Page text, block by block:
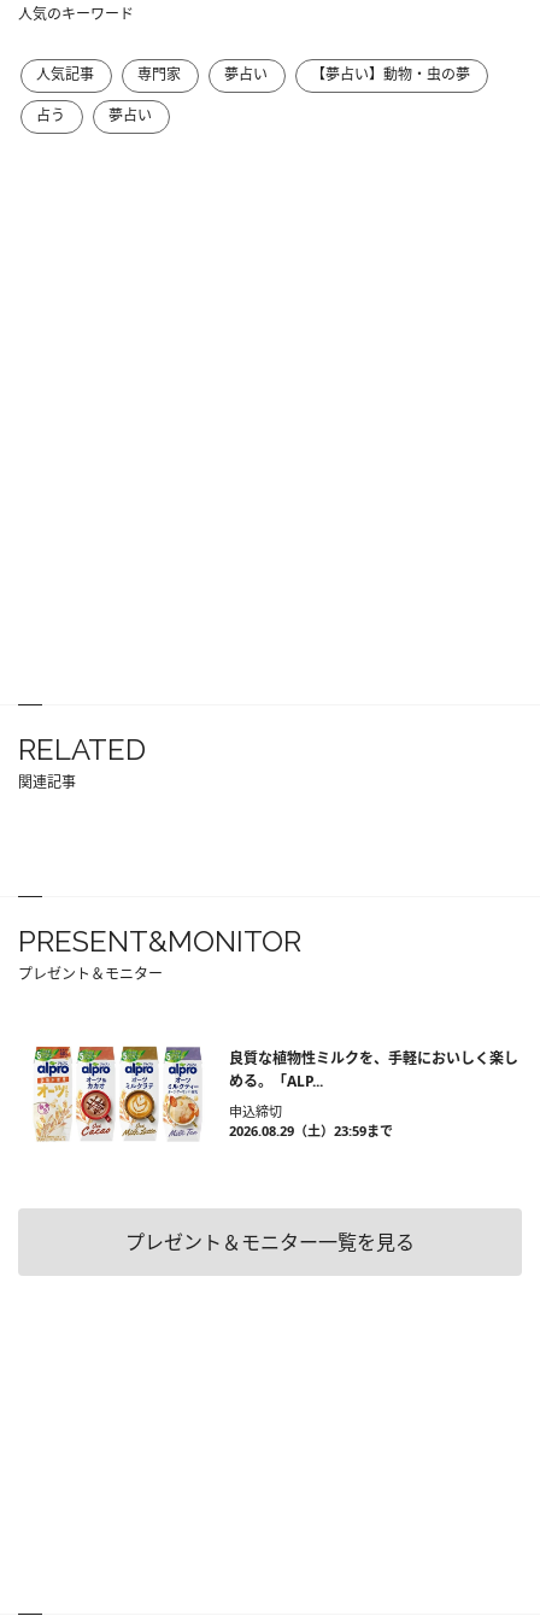
人気のキーワード
人気記事 専門家 夢占い
【夢占い】動物・虫の夢
占う
夢占い
RELATED
関連記事
PRESENT&MONITOR
プレゼント＆モニター
良質な植物性ミルクを、手軽においしく楽し
める。「ALP...
申込締切
2026.08.29（土）23:59まで
プレゼント＆モニター一覧を見る